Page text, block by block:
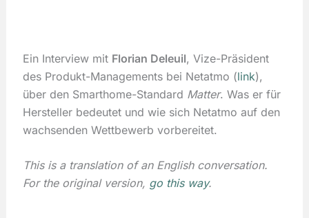
Ein Interview mit Florian Deleuil, Vize-Präsident
des Produkt-Managements bei Netatmo (link),
über den Smarthome-Standard Matter. Was er für
Hersteller bedeutet und wie sich Netatmo auf den
wachsenden Wettbewerb vorbereitet.
This is a translation of an English conversation.
For the original version, go this way.